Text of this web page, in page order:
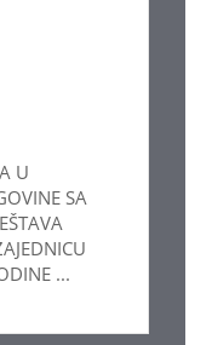
U
SA
...